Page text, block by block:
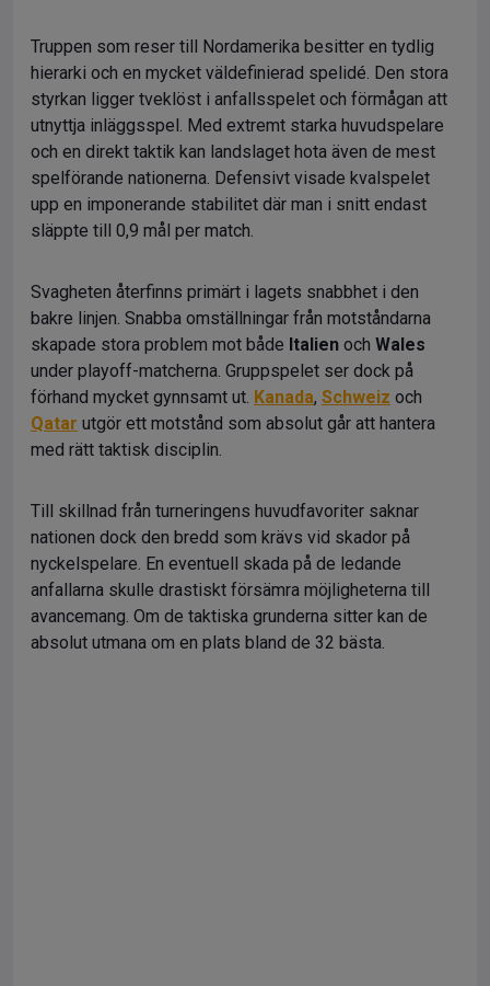
Truppen som reser till Nordamerika besitter en tydlig
hierarki och en mycket väldefinierad spelidé. Den stora
styrkan ligger tveklöst i anfallsspelet och förmågan att
utnyttja inläggsspel. Med extremt starka huvudspelare
och en direkt taktik kan landslaget hota även de mest
spelförande nationerna. Defensivt visade kvalspelet
upp en imponerande stabilitet där man i snitt endast
släppte till 0,9 mål per match.
Svagheten återfinns primärt i lagets snabbhet i den
bakre linjen. Snabba omställningar från motståndarna
skapade stora problem mot både Italien och Wales
under playoff-matcherna. Gruppspelet ser dock på
förhand mycket gynnsamt ut. Kanada, Schweiz och
Qatar utgör ett motstånd som absolut går att hantera
med rätt taktisk disciplin.
Till skillnad från turneringens huvudfavoriter saknar
nationen dock den bredd som krävs vid skador på
nyckelspelare. En eventuell skada på de ledande
anfallarna skulle drastiskt försämra möjligheterna till
avancemang. Om de taktiska grunderna sitter kan de
absolut utmana om en plats bland de 32 bästa.